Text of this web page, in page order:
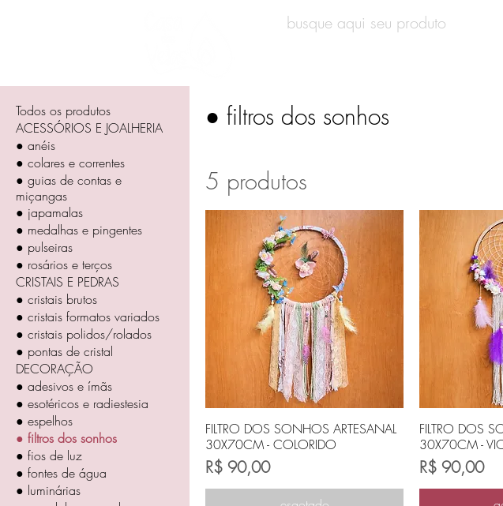
Todos os produtos
ACESSÓRIOS E JOALHERIA
● anéis
● colares e correntes
● guias de contas e
miçangas
● japamalas
● medalhas e pingentes
● pulseiras
● rosários e terços
CRISTAIS E PEDRAS
● cristais brutos
● cristais formatos variados
● cristais polidos/rolados
● pontas de cristal
DECORAÇÃO
● adesivos e ímãs
● esotéricos e radiestesia
● espelhos
● filtros dos sonhos
● fios de luz
● fontes de água
● luminárias
● filtros dos sonhos
5 produtos
FILTRO DOS SONHOS ARTESANAL
30X70CM - COLORIDO
Preço
R$ 90,00
FILTRO DOS
30X70CM -
Preço
R$ 90,00